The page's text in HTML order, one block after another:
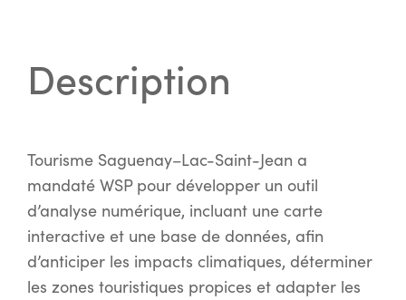
Description
Tourisme Saguenay–Lac-Saint-Jean a
mandaté WSP pour développer un outil
d’analyse numérique, incluant une carte
interactive et une base de données, afin
d’anticiper les impacts climatiques, déterminer
les zones touristiques propices et adapter les